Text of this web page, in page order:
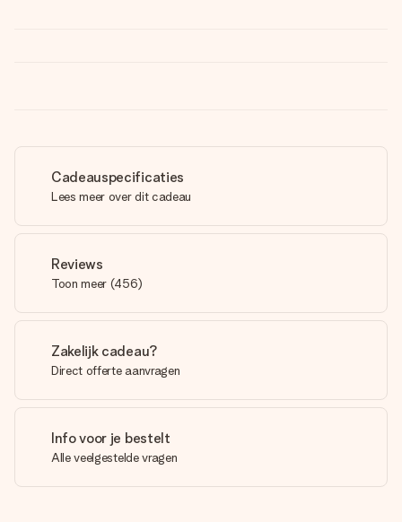
Cadeauspecificaties
Lees meer over dit cadeau
Reviews
Toon meer (456)
Zakelijk cadeau?
Direct offerte aanvragen
Info voor je bestelt
Alle veelgestelde vragen